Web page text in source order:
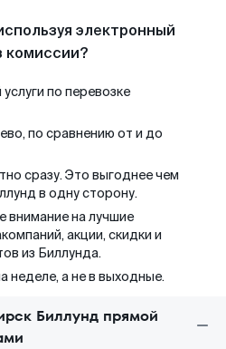
электронный
комиссии?
по перевозке
по сравнению от и до
сразу. Это выгоднее чем
в одну сторону.
внимание на лучшие
акции, скидки и
из Биллунда.
неделе, а не в выходные.
Биллунд прямой